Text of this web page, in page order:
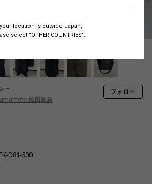
location is outside Japan,
select "OTHER COUNTRIES".
梅田阪急
フォロー
D81-500